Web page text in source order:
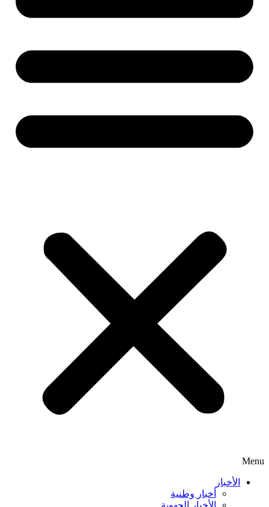
Menu
الأخبار
أخبار وطنية
الأخبار الجهوية